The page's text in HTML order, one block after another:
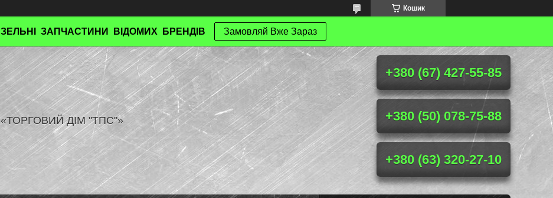
Кошик
ЗАПЧАСТИНИ ВІДОМИХ БРЕНДІВ Замовляй Вже Зараз
ДІМ "ТПС"»
+380 (67) 427-55-85
+380 (50) 078-75-88
+380 (63) 320-27-10